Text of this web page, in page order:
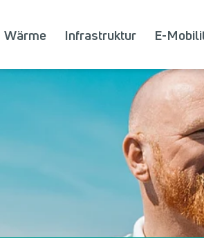
Wärme Infrastruktur E-